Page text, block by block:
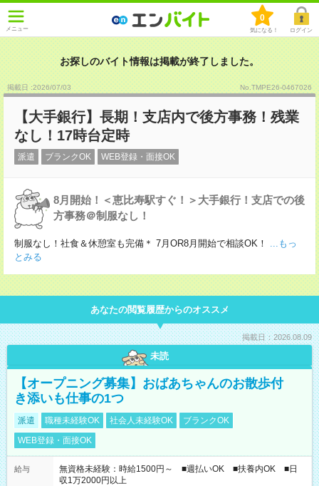
メニュー
0
気になる！ ログイン
お探しのバイト情報は掲載が終了しました。
掲載日 :2026/07/03 No.TMPE26-0467026
【大手銀行】長期！支店内で後方事務！残業
なし！17時台定時
派遣 ブランクOK WEB登録・面接OK
8月開始！＜恵比寿駅すぐ！＞大手銀行！支店での後
方事務＠制服なし！
制服なし！社食＆休憩室も完備＊ 7月OR8月開始で相談OK！
...もっ
とみる
あなたの閲覧履歴からのオススメ
掲載日：2026.08.09
未読
【オープニング募集】おばあちゃんのお散歩付
き添いも仕事の1つ
派遣 職種未経験OK 社会人未経験OK
ブランクOK
WEB登録・面接OK
給与
無資格未経験：時給1500円～ ■週払いOK ■扶養内OK ■日
収1万2000円以上